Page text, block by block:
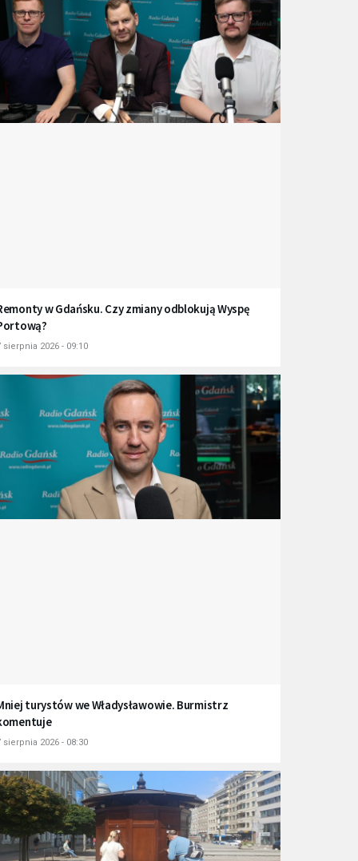
w Gdańsku. Czy zmiany odblokują Wyspę
sierpnia 2026 - 09:10
turystów we Władysławowie. Burmistrz
sierpnia 2026 - 08:30